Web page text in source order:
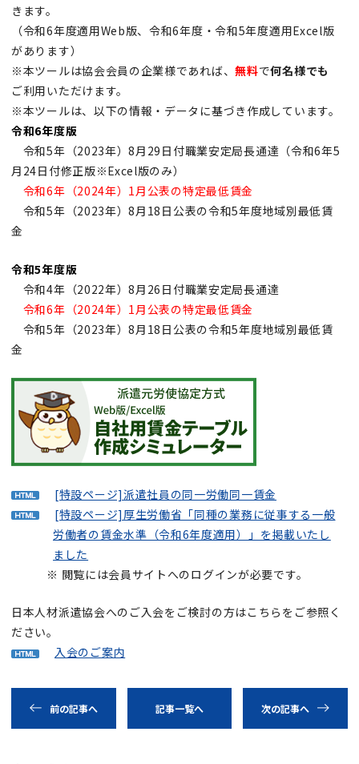
きます。
（令和6年度適用Web版、令和6年度・令和5年度適用Excel版
があります）
※本ツールは協会会員の企業様であれば、無料で何名様でも
ご利用いただけます。
※本ツールは、以下の情報・データに基づき作成しています。
令和6年度版
令和5年（2023年）8月29日付職業安定局長通達（令和6年5
月24日付修正版※Excel版のみ）
令和6年（2024年）1月公表の特定最低賃金
令和5年（2023年）8月18日公表の令和5年度地域別最低賃
金​
令和5年度版
令和4年（2022年）8月26日付職業安定局長通達
令和6年（2024年）1月公表の特定最低賃金
令和5年（2023年）8月18日公表の令和5年度地域別最低賃
金​
[特設ページ]派遣社員の同一労働同一賃金
[特設ページ]厚生労働省「同種の業務に従事する一般
労働者の賃金水準（令和6年度適用）」を掲載いたし
ました
※ 閲覧には会員サイトへのログインが必要です。
日本人材派遣協会へのご入会をご検討の方はこちらをご参照く
ださい。
入会のご案内
前の記事へ 記事一覧へ 次の記事へ